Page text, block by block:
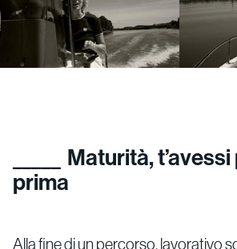
Maturità,
prima
Alla fine di un percorso, lavorativo